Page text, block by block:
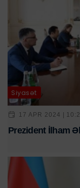
Siyasət
17 APR 2024 |
Prezident İlham